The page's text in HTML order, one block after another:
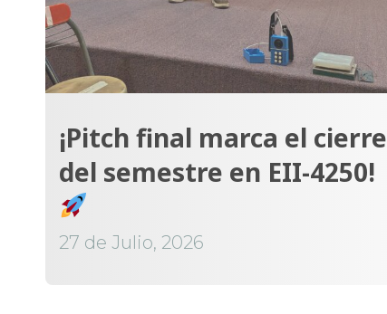
¡Pitch final marca el cierre
del semestre en EII-4250!
27 de Julio, 2026